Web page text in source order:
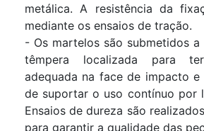
metálica. A resistência da
mediante os ensaios de tração.
- Os martelos são submetidos
têmpera localizada para
adequada na face de impacto e
de suportar o uso contínuo por
Ensaios de dureza são
para garantir a qualidade das